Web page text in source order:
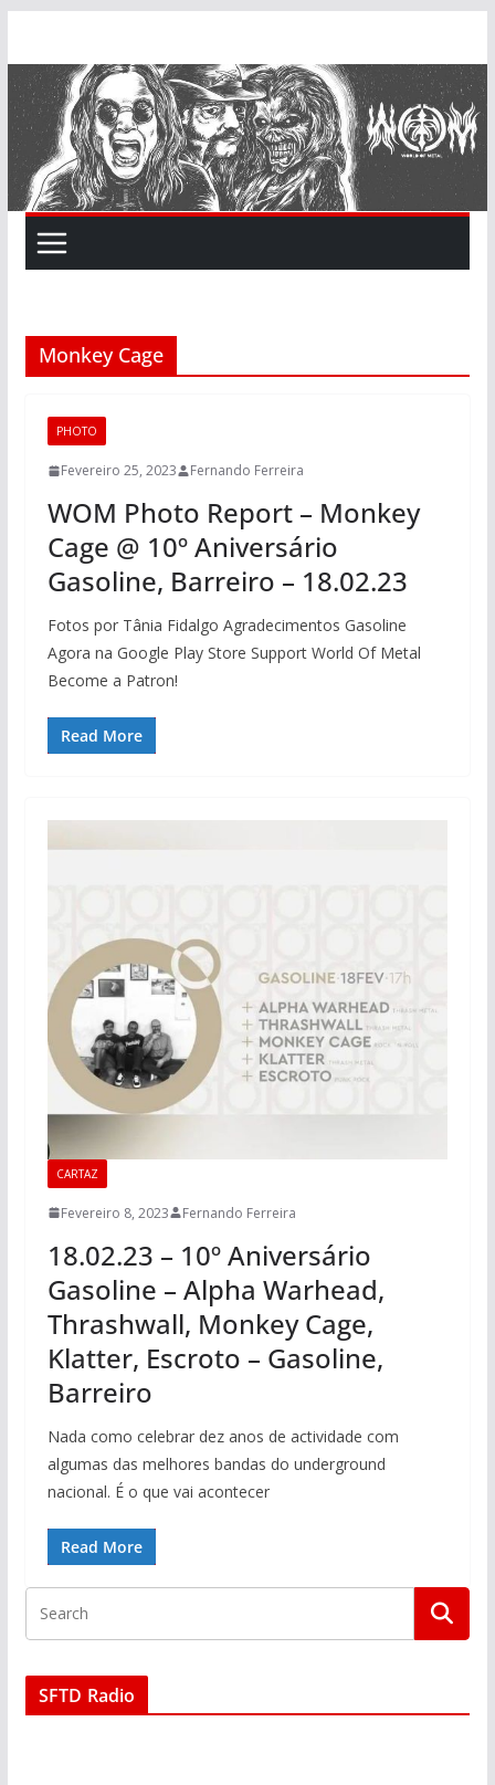
content
Monkey Cage
PHOTO
Fevereiro 25, 2023 Fernando Ferreira
WOM Photo Report – Monkey
Cage @ 10º Aniversário
Gasoline, Barreiro – 18.02.23
Fotos por Tânia Fidalgo Agradecimentos Gasoline
Agora na Google Play Store Support World Of Metal
Become a Patron!
Read More
CARTAZ
Fevereiro 8, 2023 Fernando Ferreira
18.02.23 – 10º Aniversário
Gasoline – Alpha Warhead,
Thrashwall, Monkey Cage,
Klatter, Escroto – Gasoline,
Barreiro
Nada como celebrar dez anos de actividade com
algumas das melhores bandas do underground
nacional. É o que vai acontecer
Read More
SFTD Radio